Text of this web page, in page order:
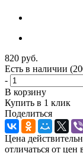
820 руб.
Есть в наличии
-
В корзину
Купить в 1 клик
Поделиться
Цена
отличаться от